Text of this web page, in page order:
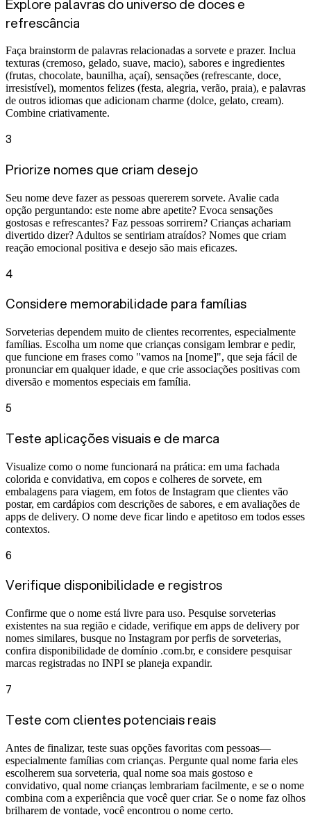
refrescância
Faça brainstorm de palavras relacionadas a sorvete e prazer. Inclua
texturas (cremoso, gelado, suave, macio), sabores e ingredientes
(frutas, chocolate, baunilha, açaí), sensações (refrescante, doce,
irresistível), momentos felizes (festa, alegria, verão, praia), e palavras
de outros idiomas que adicionam charme (dolce, gelato, cream).
Combine criativamente.
3
Priorize nomes que criam desejo
Seu nome deve fazer as pessoas quererem sorvete. Avalie cada
opção perguntando: este nome abre apetite? Evoca sensações
gostosas e refrescantes? Faz pessoas sorrirem? Crianças achariam
divertido dizer? Adultos se sentiriam atraídos? Nomes que criam
reação emocional positiva e desejo são mais eficazes.
4
Considere memorabilidade para famílias
Sorveterias dependem muito de clientes recorrentes, especialmente
famílias. Escolha um nome que crianças consigam lembrar e pedir,
que funcione em frases como "vamos na [nome]", que seja fácil de
pronunciar em qualquer idade, e que crie associações positivas com
diversão e momentos especiais em família.
5
Teste aplicações visuais e de marca
Visualize como o nome funcionará na prática: em uma fachada
colorida e convidativa, em copos e colheres de sorvete, em
embalagens para viagem, em fotos de Instagram que clientes vão
postar, em cardápios com descrições de sabores, e em avaliações de
apps de delivery. O nome deve ficar lindo e apetitoso em todos esses
contextos.
6
Verifique disponibilidade e registros
Confirme que o nome está livre para uso. Pesquise sorveterias
existentes na sua região e cidade, verifique em apps de delivery por
nomes similares, busque no Instagram por perfis de sorveterias,
confira disponibilidade de domínio .com.br, e considere pesquisar
marcas registradas no INPI se planeja expandir.
7
Teste com clientes potenciais reais
Antes de finalizar, teste suas opções favoritas com pessoas—
especialmente famílias com crianças. Pergunte qual nome faria eles
escolherem sua sorveteria, qual nome soa mais gostoso e
convidativo, qual nome crianças lembrariam facilmente, e se o nome
combina com a experiência que você quer criar. Se o nome faz olhos
brilharem de vontade, você encontrou o nome certo.